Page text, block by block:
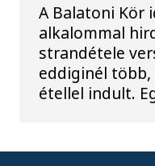
A Balatoni Kör
alkalommal
strandétele
eddiginél
étellel indult.